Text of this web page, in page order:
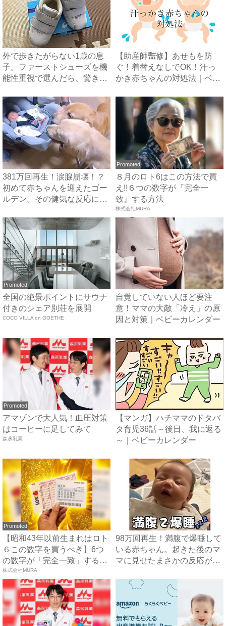
外で歩きたがらない1歳の息
子。ファーストシューズを機
能性重視で選んだら、驚きの
【助産師監修】あせもを防
ぐ！着替えなしでOK！汗っ
かき赤ちゃんの対処法｜ベビ
381万回再生！涙腺崩壊！？
初めて赤ちゃんを迎えたゴー
ルデン。その健気な反応に
Promoted
８月のロト6はこの方法で買
え!!６つの数字が『完全一
致』する方法
株式会社MURA
Promoted
全国の絶景ポイントにサウナ
付きのシェア別荘を展開
COCO VILLA on GOETHE
自覚していない人ほど要注
意！ママの大敵「冷え」の原
因と対策｜ベビーカレンダー
Promoted
アマゾンで大人気！血圧対策
はコーヒーに足してみて
森永乳業
【マンガ】ハチママのドタバ
タ育児36話～後日、我に返る
～｜ベビーカレンダー
Promoted
【昭和43年以前生まれはロト
６この数字を買うべき】6つ
の数字が「完全一致」する
方...
株式会社MURA
98万回再生！満腹で爆睡して
いる赤ちゃん。起きた後のマ
マに見せたまさかの反応が